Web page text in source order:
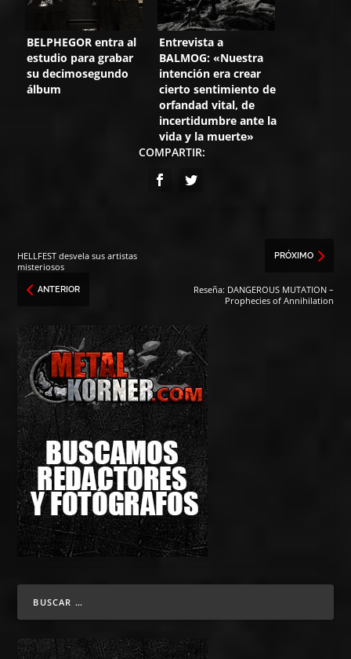
BELPHEGOR entra al
estudio para grabar
su decimosegundo
álbum
Entrevista a
BALMOG: «Nuestra
intención era crear
cierto sentimiento de
orfandad vital, de
incertidumbre ante la
vida y la muerte»
COMPARTIR:
HELLFEST desvela sus artistas
misteriosos
ANTERIOR
PRÓXIMO
Reseña: DANGEROUS MUTATION –
Prophecies of Annihilation